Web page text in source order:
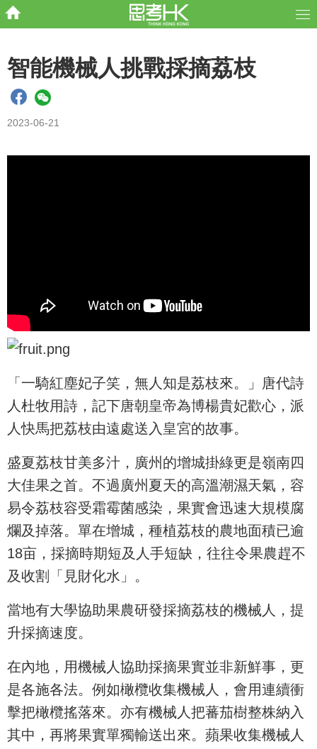
智能機械人挑戰採摘荔枝
2023-06-21
「一騎紅塵妃子笑，無人知是荔枝來。」唐代詩
人杜牧用詩，記下唐朝皇帝為博楊貴妃歡心，派
人快馬把荔枝由遠處送入皇宮的故事。
盛夏荔枝甘美多汁，廣州的增城掛綠更是嶺南四
大佳果之首。不過廣州夏天的高溫潮濕天氣，容
易令荔枝容受霜霉菌感染，果實會迅速大規模腐
爛及掉落。單在增城，種植荔枝的農地面積已逾
18亩，採摘時期短及人手短缺，往往令果農趕不
及收割「見財化水」。
當地有大學協助果農研發採摘荔枝的機械人，提
升採摘速度。
在內地，用機械人協助採摘果實並非新鮮事，更
是各施各法。例如橄欖收集機械人，會用連續衝
擊把橄欖搖落來。亦有機械人把蕃茄樹整株納入
其中，再將果實單獨輸送出來。蘋果收集機械人